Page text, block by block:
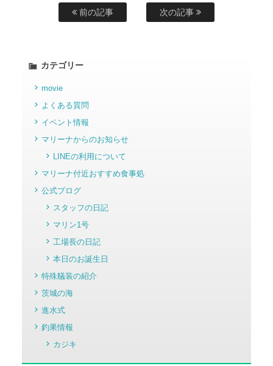
前の記事 次の記事
カテゴリー
movie
よくある質問
イベント情報
マリーナからのお知らせ
LINEの利用について
マリーナ付近おすすめ食事処
公式ブログ
スタッフの日記
マリン1号
工場長の日記
本日のお誕生日
特殊艤装の紹介
茨城の海
進水式
釣果情報
カジキ